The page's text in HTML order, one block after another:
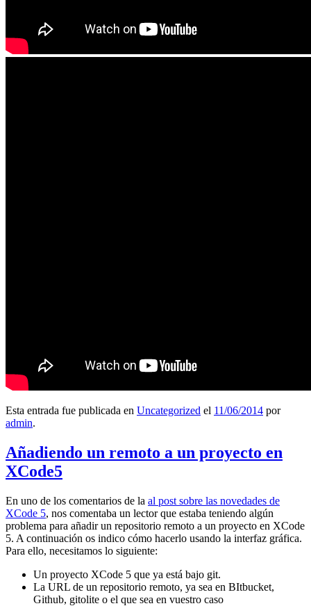
Esta entrada fue publicada en Uncategorized el 11/06/2014 por
admin.
Añadiendo un remoto a un proyecto en
XCode5
En uno de los comentarios de la al post sobre las novedades de
XCode 5, nos comentaba un lector que estaba teniendo algún
problema para añadir un repositorio remoto a un proyecto en XCode
5. A continuación os indico cómo hacerlo usando la interfaz gráfica.
Para ello, necesitamos lo siguiente:
Un proyecto XCode 5 que ya está bajo git.
La URL de un repositorio remoto, ya sea en BItbucket,
Github, gitolite o el que sea en vuestro caso